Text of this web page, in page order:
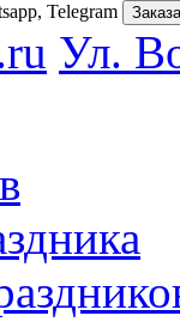
Telegram
Ул.